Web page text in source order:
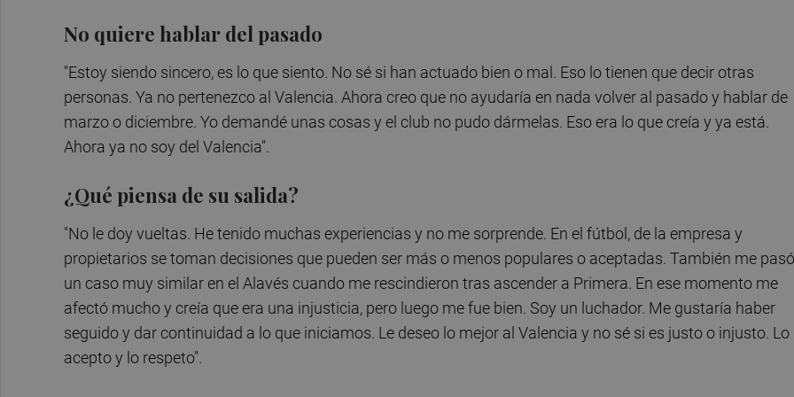
No quiere hablar del pasado
"Estoy siendo sincero, es lo que siento. No sé si han actuado bien o mal. Eso lo tienen que decir otras
personas. Ya no pertenezco al Valencia. Ahora creo que no ayudaría en nada volver al pasado y hablar de
marzo o diciembre. Yo demandé unas cosas y el club no pudo dármelas. Eso era lo que creía y ya está.
Ahora ya no soy del Valencia".
¿Qué piensa de su salida?
"No le doy vueltas. He tenido muchas experiencias y no me sorprende. En el fútbol, de la empresa y
propietarios se toman decisiones que pueden ser más o menos populares o aceptadas. También me pasó
un caso muy similar en el Alavés cuando me rescindieron tras ascender a Primera. En ese momento me
afectó mucho y creía que era una injusticia, pero luego me fue bien. Soy un luchador. Me gustaría haber
seguido y dar continuidad a lo que iniciamos. Le deseo lo mejor al Valencia y no sé si es justo o injusto. Lo
acepto y lo respeto".